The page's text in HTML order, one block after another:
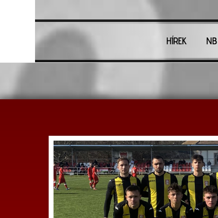
HÍREK